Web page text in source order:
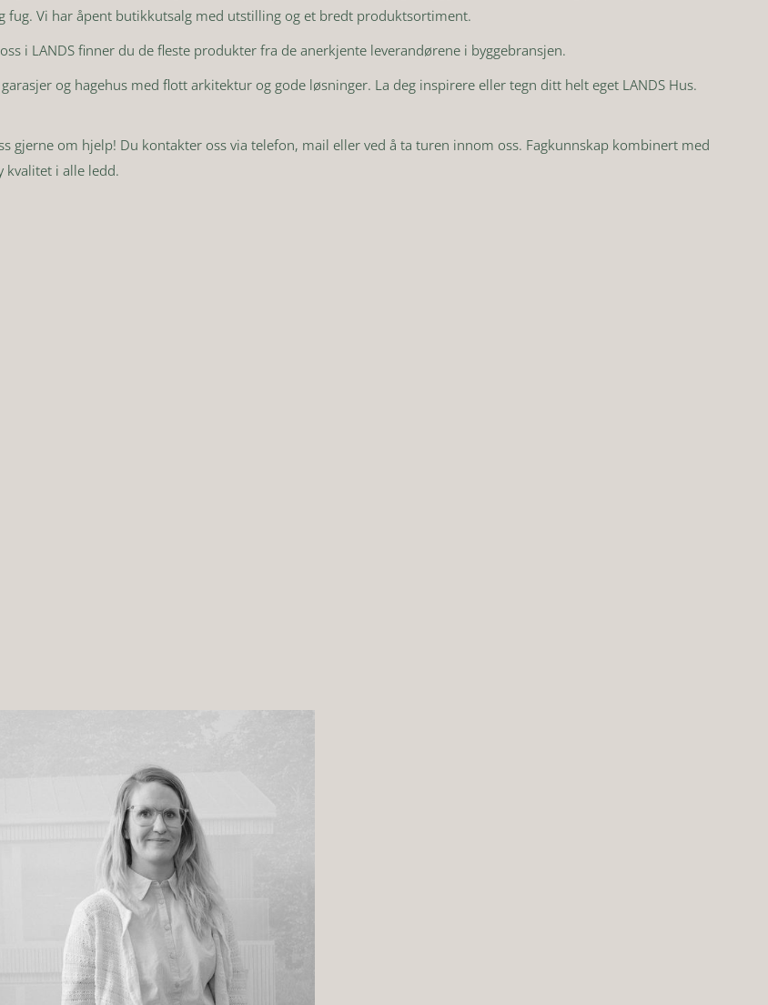
Vi har åpent butikkutsalg med utstilling og et bredt produktsortiment.
i LANDS finner du de fleste produkter fra de anerkjente leverandørene i byggebransjen.
og hagehus med flott arkitektur og gode løsninger. La deg inspirere eller tegn ditt helt eget LANDS Hus.
gjerne om hjelp! Du kontakter oss via telefon, mail eller ved å ta turen innom oss. Fagkunnskap kombinert med
kvalitet i alle ledd.